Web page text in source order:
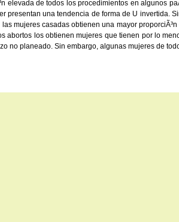
elevada de todos los procedimientos en algunos
una tendencia de forma de U invertida.
mujeres casadas obtienen una mayor
abortos los obtienen mujeres que tienen por lo
planeado. Sin embargo, algunas mujeres de